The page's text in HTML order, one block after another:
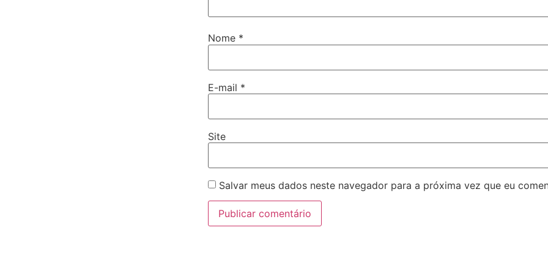
Nome *
E-mail *
Site
Salvar meus dados neste navegador para a próxima vez que eu